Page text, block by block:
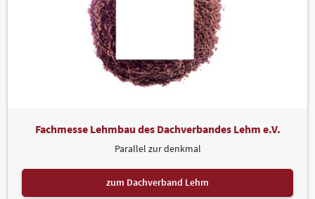
Fachmesse Lehmbau des Dachverbandes Lehm e.V.
Parallel zur denkmal
zum Dachverband Lehm